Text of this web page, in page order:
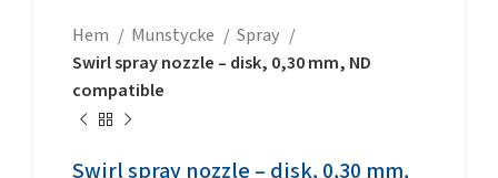
Hem Munstycke
Spray
Swirl spray nozzle – disk, 0,30 mm, ND
compatible
Swirl spray nozzle – disk, 0,30 mm,